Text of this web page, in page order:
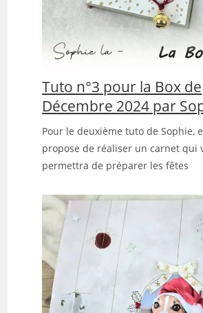
Tuto n°3 pour la Box de
Décembre 2024 par
Pour le deuxième tuto de Sophie,
propose de réaliser un carnet qui
permettra de préparer les fêtes